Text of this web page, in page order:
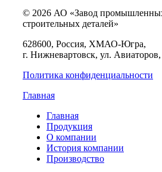
© 2026 АО «Завод
строительных деталей»
628600, Россия, ХМАО-Югра,
г. Нижневартовск, ул. Авиаторов,
Политика конфиденциальности
Главная
Главная
Продукция
О компании
История компании
Производство